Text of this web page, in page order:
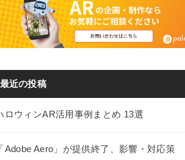
最近の投稿
ロウィンAR活用事例まとめ 13選
「Adobe Aero」が提供終了、影響・対応策